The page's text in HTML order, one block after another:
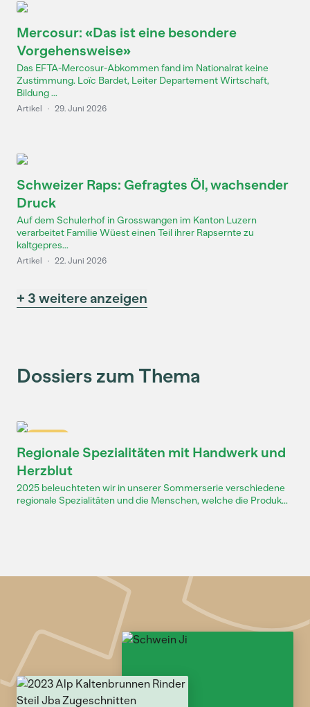
Mercosur: «Das ist eine besondere
Vorgehensweise»
Das EFTA-Mercosur-Abkommen fand im Nationalrat keine
Zustimmung. Loïc Bardet, Leiter Departement Wirtschaft,
Bildung ...
Artikel · 29. Juni 2026
Schweizer Raps: Gefragtes Öl, wachsender
Druck
Auf dem Schulerhof in Grosswangen im Kanton Luzern
verarbeitet Familie Wüest einen Teil ihrer Rapsernte zu
kaltgepres...
Artikel · 22. Juni 2026
+ 3 weitere anzeigen
Dossiers zum Thema
Regionale Spezialitäten mit Handwerk und
Herzblut
2025 beleuchteten wir in unserer Sommerserie verschiedene
regionale Spezialitäten und die Menschen, welche die Produk...